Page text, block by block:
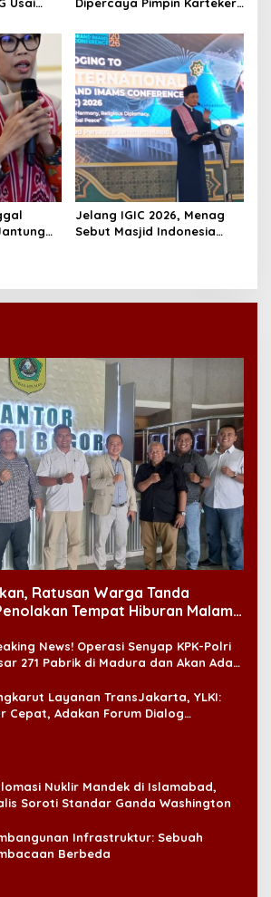
Regenerasi Kepemimpinan
NU
Jelang IGIC 2026, Menag
Sebut Masjid Indonesia
Ratusan Warga Tanda
Tempat Hiburan Malam
News! Operasi Senyap KPK-Polri
271 Pabrik di Madura dan Akan Ada
Layanan TransJakarta, YLKI:
Cepat, Adakan Forum Dialog
Nuklir Mandek di Islamabad,
Soroti Standar Ganda Washington
Infrastruktur: Sebuah
Berbeda